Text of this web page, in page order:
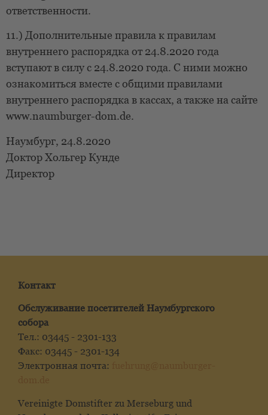
ответственности.
11.) Дополнительные правила к правилам
внутреннего распорядка от 24.8.2020 года
вступают в силу с 24.8.2020 года. С ними можно
ознакомиться вместе с общими правилами
внутреннего распорядка в кассах, а также на сайте
www.naumburger-dom.de.
Наумбург, 24.8.2020
Доктор Хольгер Кунде
Директор
Контакт
Обслуживание посетителей Наумбургского
собора
Тел.: 03445 - 2301-133
Факс: 03445 - 2301-134
Электронная почта:
Vereinigte Domstifter zu Merseburg und